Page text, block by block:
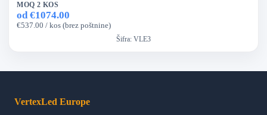
MOQ 2 KOS
od €1074.00
€537.00 / kos (brez poštnine)
Šifra: VLE3
VertexLed Europe